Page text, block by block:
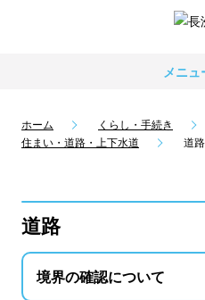
メニュ
ホーム
くらし・手続き
住まい・道路・上下水道
道路
道路
境界の確認について